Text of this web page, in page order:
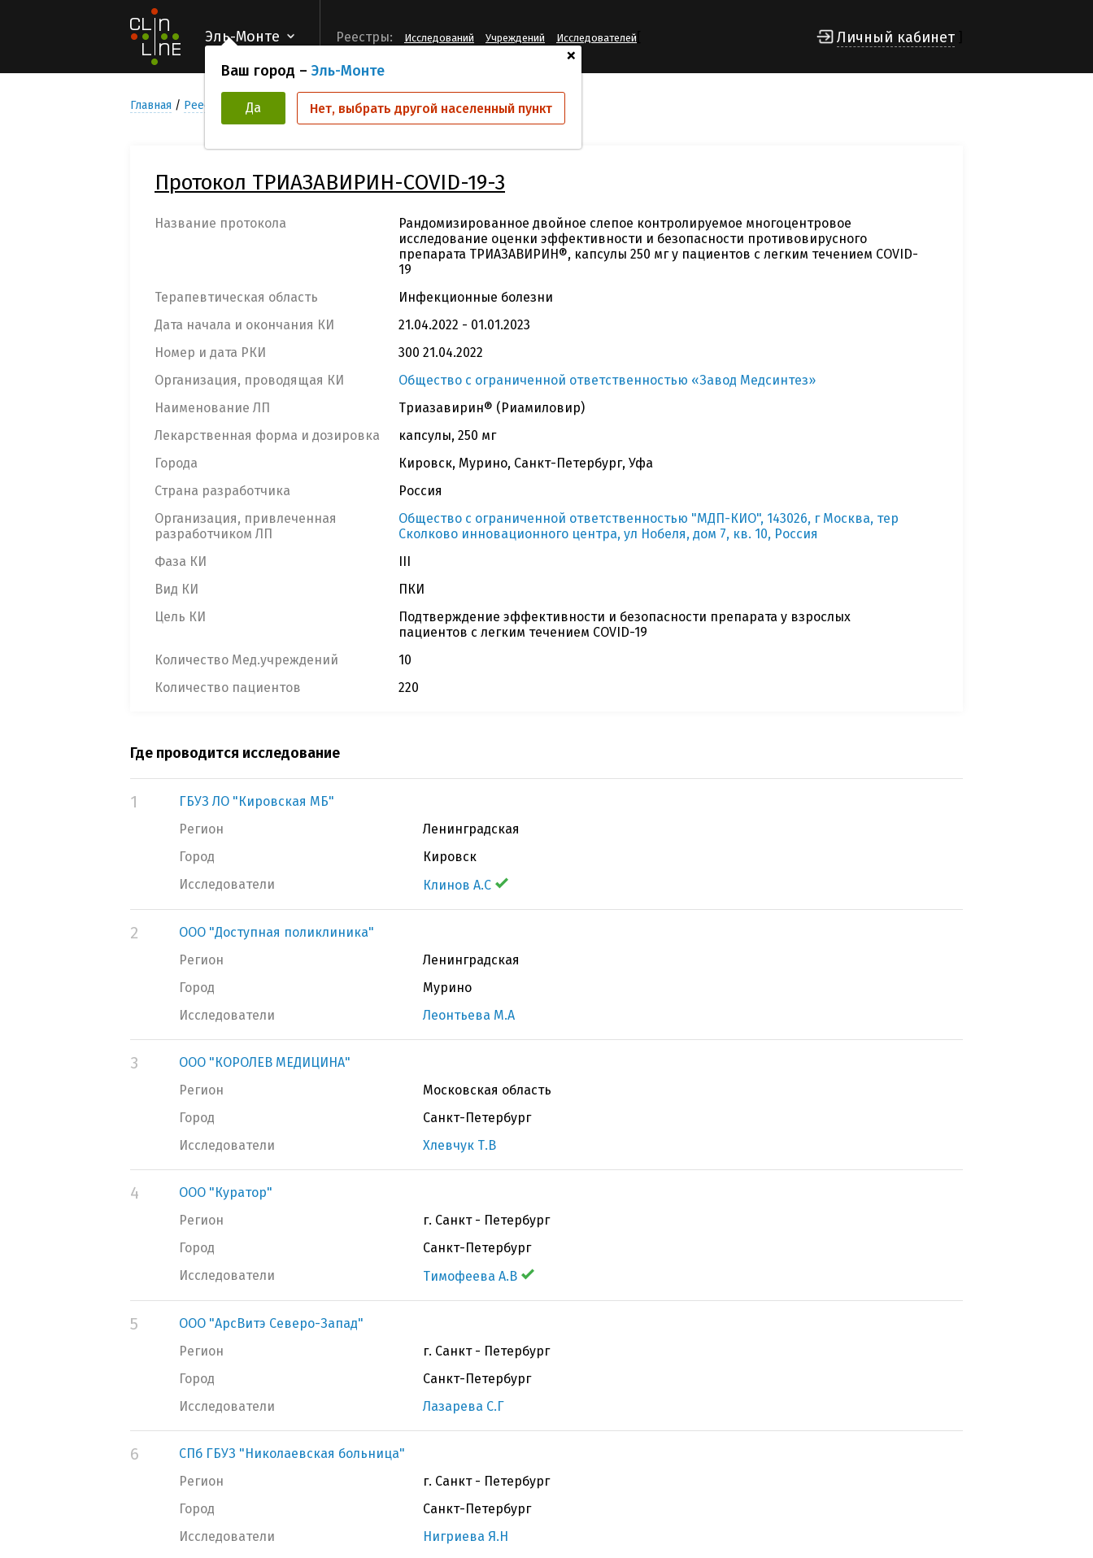
Эль-Монте
+
Ваш город – Эль-Монте
Да Нет, выбрать другой населенный пункт
Реестры: Исследований Учреждений Исследователей Личный кабинет
Главная Реестр Клинических исследований ТРИАЗАВИРИН-СOVID-19-3
Протокол ТРИАЗАВИРИН-СOVID-19-3
Название протокола
Рандомизированное двойное слепое контролируемое многоцентровое
исследование оценки эффективности и безопасности противовирусного
препарата ТРИАЗАВИРИН®, капсулы 250 мг у пациентов с легким течением COVID-
19
Терапевтическая область
Инфекционные болезни
Дата начала и окончания КИ
21.04.2022 - 01.01.2023
Номер и дата РКИ
300 21.04.2022
Организация, проводящая КИ
Общество с ограниченной ответственностью «Завод Медсинтез»
Наименование ЛП
Триазавирин® (Риамиловир)
Лекарственная форма и дозировка
капсулы, 250 мг
Города
Кировск, Мурино, Санкт-Петербург, Уфа
Страна разработчика
Россия
Организация, привлеченная
разработчиком ЛП
Общество с ограниченной ответственностью "МДП-КИО", 143026, г Москва, тер
Сколково инновационного центра, ул Нобеля, дом 7, кв. 10, Россия
Фаза КИ
III
Вид КИ
ПКИ
Цель КИ
Подтверждение эффективности и безопасности препарата у взрослых
пациентов с легким течением COVID-19
Количество Мед.учреждений
10
Количество пациентов
220
Где проводится исследование
1
ГБУЗ ЛО "Кировская МБ"
Регион
Ленинградская
Город
Кировск
Исследователи
Клинов А.С
2
ООО "Доступная поликлиника"
Регион
Ленинградская
Город
Мурино
Исследователи
Леонтьева М.А
3
ООО "КОРОЛЕВ МЕДИЦИНА"
Регион
Московская область
Город
Санкт-Петербург
Исследователи
Хлевчук Т.В
4
ООО "Куратор"
Регион
г. Санкт - Петербург
Город
Санкт-Петербург
Исследователи
Тимофеева А.В
5
ООО "АрсВитэ Северо-Запад"
Регион
г. Санкт - Петербург
Город
Санкт-Петербург
Исследователи
Лазарева С.Г
6
СПб ГБУЗ "Николаевская больница"
Регион
г. Санкт - Петербург
Город
Санкт-Петербург
Исследователи
Нигриева Я.Н